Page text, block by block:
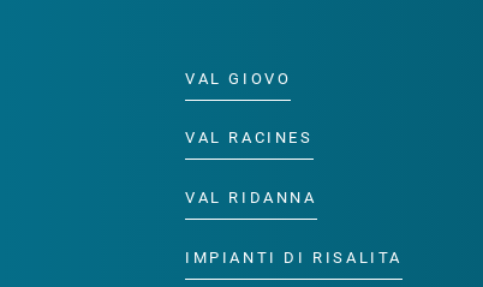
VAL GIOVO
VAL RACINES
VAL RIDANNA
IMPIANTI DI RISALITA